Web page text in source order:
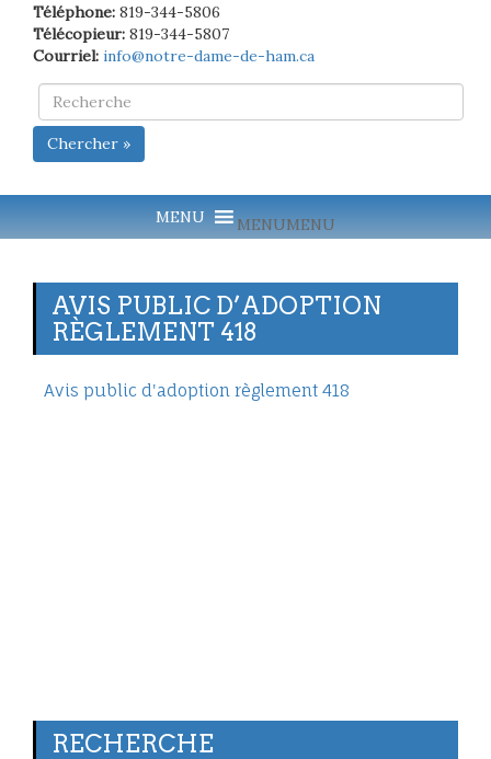
Téléphone: 819-344-5806
Télécopieur: 819-344-5807
Courriel: info@notre-dame-de-ham.ca
Chercher »
MENUMENU
AVIS PUBLIC D’ADOPTION
RÈGLEMENT 418
Avis public d'adoption règlement 418
RECHERCHE